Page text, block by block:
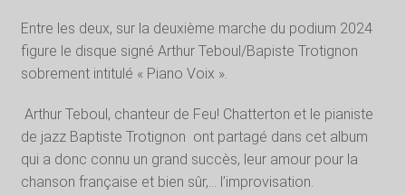
Entre les deux, sur la deuxième marche du podium 2024
figure le disque signé Arthur Teboul/Bapiste Trotignon
sobrement intitulé « Piano Voix ».
Arthur Teboul, chanteur de Feu! Chatterton et le pianiste
de jazz Baptiste Trotignon ont partagé dans cet album
qui a donc connu un grand succès, leur amour pour la
chanson française et bien sûr,… l’improvisation.